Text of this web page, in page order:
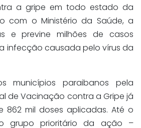
a gripe em todo estado da
com o Ministério da Saúde, a
e previne milhões de casos
infecção causada pelo vírus da
municípios paraibanos pela
de Vacinação contra a Gripe já
862 mil doses aplicadas. Até o
grupo prioritário da ação –